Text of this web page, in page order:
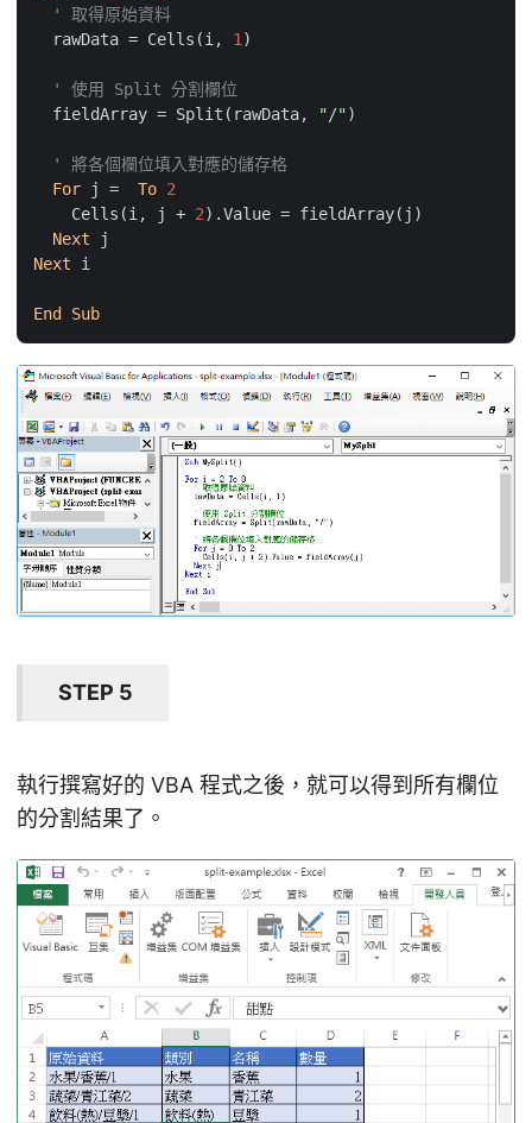
' 取得原始資料
  rawData = Cells(i,
1 )
' 使用 Split 分割欄位
  fieldArray = Split(rawData,
"/")
' 將各個欄位填入對應的儲存格
For j = To 2
    Cells(i, j +
2).Value = fieldArray(j)
Next
Next i
End Sub
STEP 5
執行撰寫好的 VBA 程式之後，就可以得到所有欄位
的分割結果了。